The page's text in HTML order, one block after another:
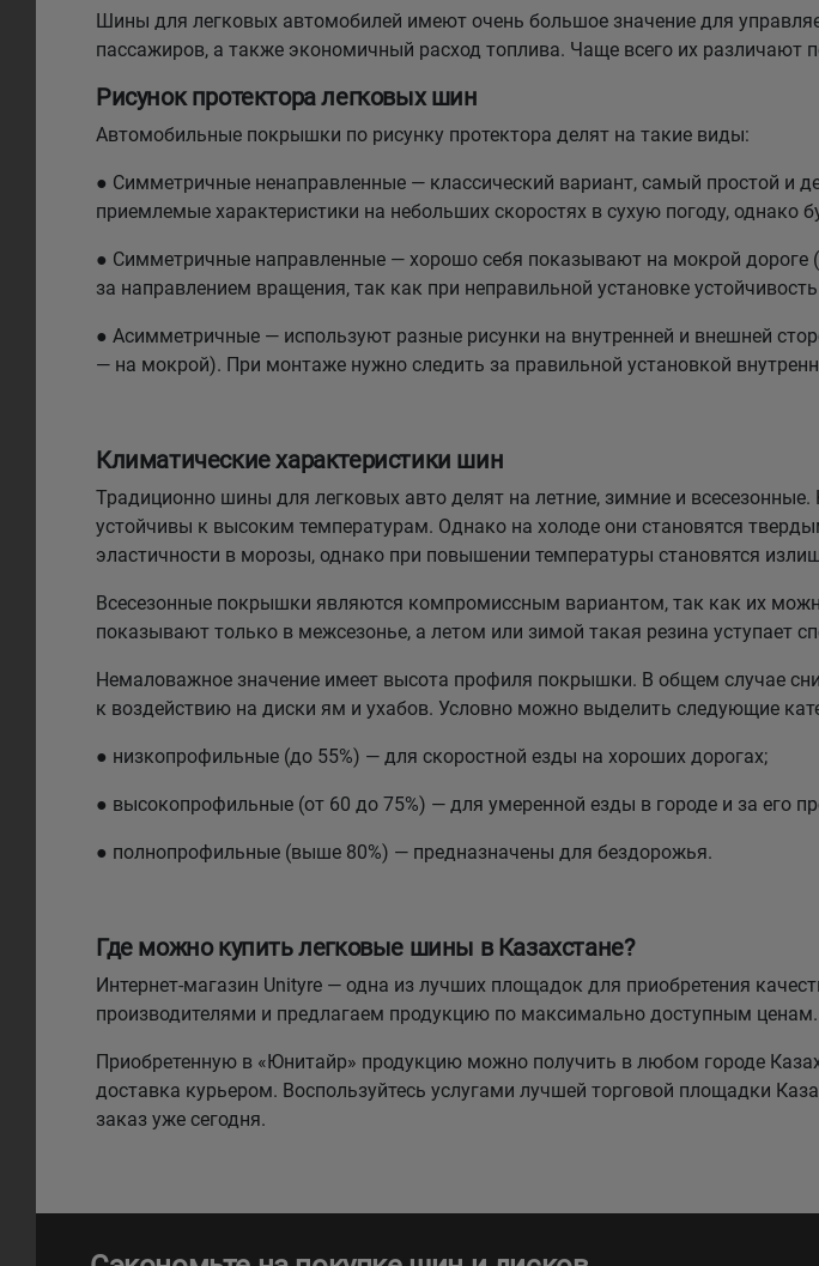
Шины для легковых автомобилей имеют очень большое значение для
пассажиров, а также экономичный расход топлива. Чаще всего их различают
Рисунок протектора легковых шин
Автомобильные покрышки по рисунку протектора делят на такие виды:
● Симметричные ненаправленные — классический вариант, самый простой и
приемлемые характеристики на небольших скоростях в сухую погоду, однако
● Симметричные направленные — хорошо себя показывают на мокрой дороге
за направлением вращения, так как при неправильной установке
● Асимметричные — используют разные рисунки на внутренней и внешней
— на мокрой). При монтаже нужно следить за правильной установкой
Климатические характеристики шин
Традиционно шины для легковых авто делят на летние, зимние и
устойчивы к высоким температурам. Однако на холоде они становятся
эластичности в морозы, однако при повышении температуры становятся
Всесезонные покрышки являются компромиссным вариантом, так как их
показывают только в межсезонье, а летом или зимой такая резина уступает
Немаловажное значение имеет высота профиля покрышки. В общем случае
к воздействию на диски ям и ухабов. Условно можно выделить следующие
● низкопрофильные (до 55%) — для скоростной езды на хороших дорогах;
● высокопрофильные (от 60 до 75%) — для умеренной езды в городе и за его
● полнопрофильные (выше 80%) — предназначены для бездорожья.
Где можно купить легковые шины в Казахстане?
Интернет-магазин Unityre — одна из лучших площадок для приобретения
производителями и предлагаем продукцию по максимально доступным ценам.
Приобретенную в «Юнитайр» продукцию можно получить в любом городе
доставка курьером. Воспользуйтесь услугами лучшей торговой площадки
заказ уже сегодня.